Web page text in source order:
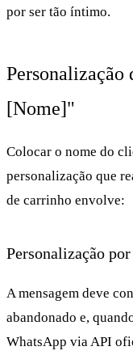
por ser tão íntimo.
[Nome]"
Colocar o nome do
personalização que
de carrinho envolve:
Personalização
A mensagem deve
abandonado e,
WhatsApp via API